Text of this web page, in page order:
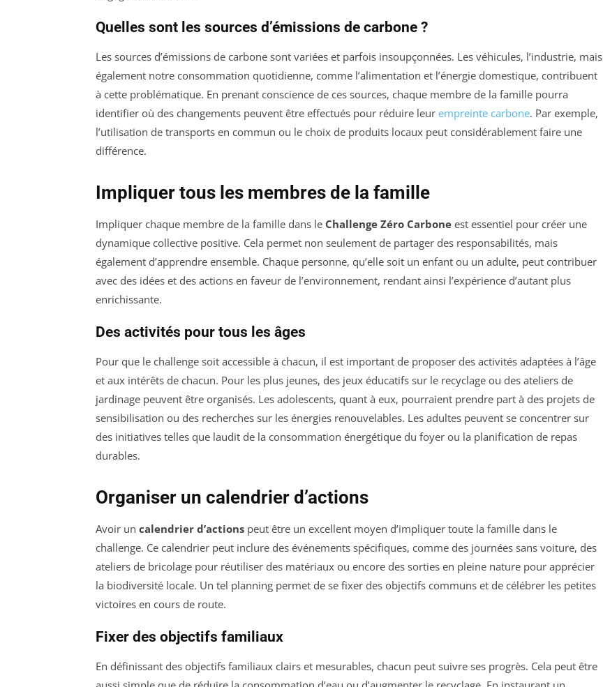
Quelles sont les sources d’émissions de carbone ?
Les sources d’émissions de carbone sont variées et parfois insoupçonnées. Les véhicules, l’industrie, mais
également notre consommation quotidienne, comme l’alimentation et l’énergie domestique, contribuent
à cette problématique. En prenant conscience de ces sources, chaque membre de la famille pourra
identifier où des changements peuvent être effectués pour réduire leur empreinte carbone. Par exemple,
l’utilisation de transports en commun ou le choix de produits locaux peut considérablement faire une
différence.
Impliquer tous les membres de la famille
Impliquer chaque membre de la famille dans le Challenge Zéro Carbone est essentiel pour créer une
dynamique collective positive. Cela permet non seulement de partager des responsabilités, mais
également d’apprendre ensemble. Chaque personne, qu’elle soit un enfant ou un adulte, peut contribuer
avec des idées et des actions en faveur de l’environnement, rendant ainsi l’expérience d’autant plus
enrichissante.
Des activités pour tous les âges
Pour que le challenge soit accessible à chacun, il est important de proposer des activités adaptées à l’âge
et aux intérêts de chacun. Pour les plus jeunes, des jeux éducatifs sur le recyclage ou des ateliers de
jardinage peuvent être organisés. Les adolescents, quant à eux, pourraient prendre part à des projets de
sensibilisation ou des recherches sur les énergies renouvelables. Les adultes peuvent se concentrer sur
des initiatives telles que laudit de la consommation énergétique du foyer ou la planification de repas
durables.
Organiser un calendrier d’actions
Avoir un calendrier d’actions peut être un excellent moyen d’impliquer toute la famille dans le
challenge. Ce calendrier peut inclure des événements spécifiques, comme des journées sans voiture, des
ateliers de bricolage pour réutiliser des matériaux ou encore des sorties en pleine nature pour apprécier
la biodiversité locale. Un tel planning permet de se fixer des objectifs communs et de célébrer les petites
victoires en cours de route.
Fixer des objectifs familiaux
En définissant des objectifs familiaux clairs et mesurables, chacun peut suivre ses progrès. Cela peut être